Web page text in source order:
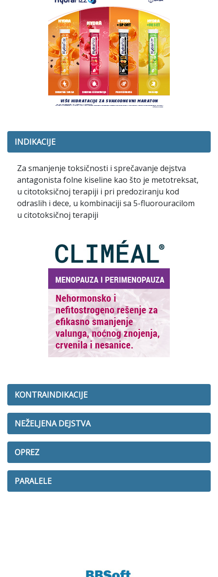
INDIKACIJE
Za smanjenje toksičnosti i sprečavanje dejstva
antagonista folne kiseline kao što je metotreksat,
u citotoksičnoj terapiji i pri predoziranju kod
odraslih i dece, u kombinaciji sa 5-fluorouracilom
u citotoksičnoj terapiji
KONTRAINDIKACIJE
NEŽELJENA DEJSTVA
OPREZ
PARALELE